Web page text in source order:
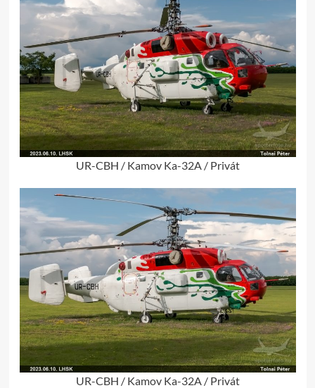
UR-CBH / Kamov Ka-32A / Privát
UR-CBH / Kamov Ka-32A / Privát